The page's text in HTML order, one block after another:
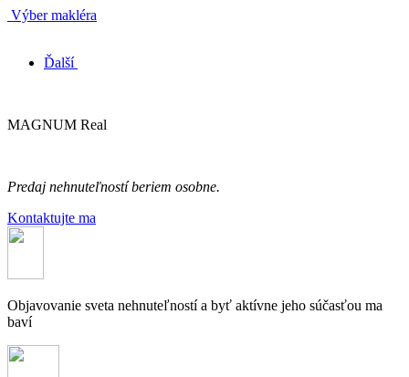
Výber makléra
Ďalší
MAGNUM Real
Predaj nehnuteľností beriem osobne.
Kontaktujte ma
Objavovanie sveta nehnuteľností a byť aktívne jeho súčasťou ma
baví